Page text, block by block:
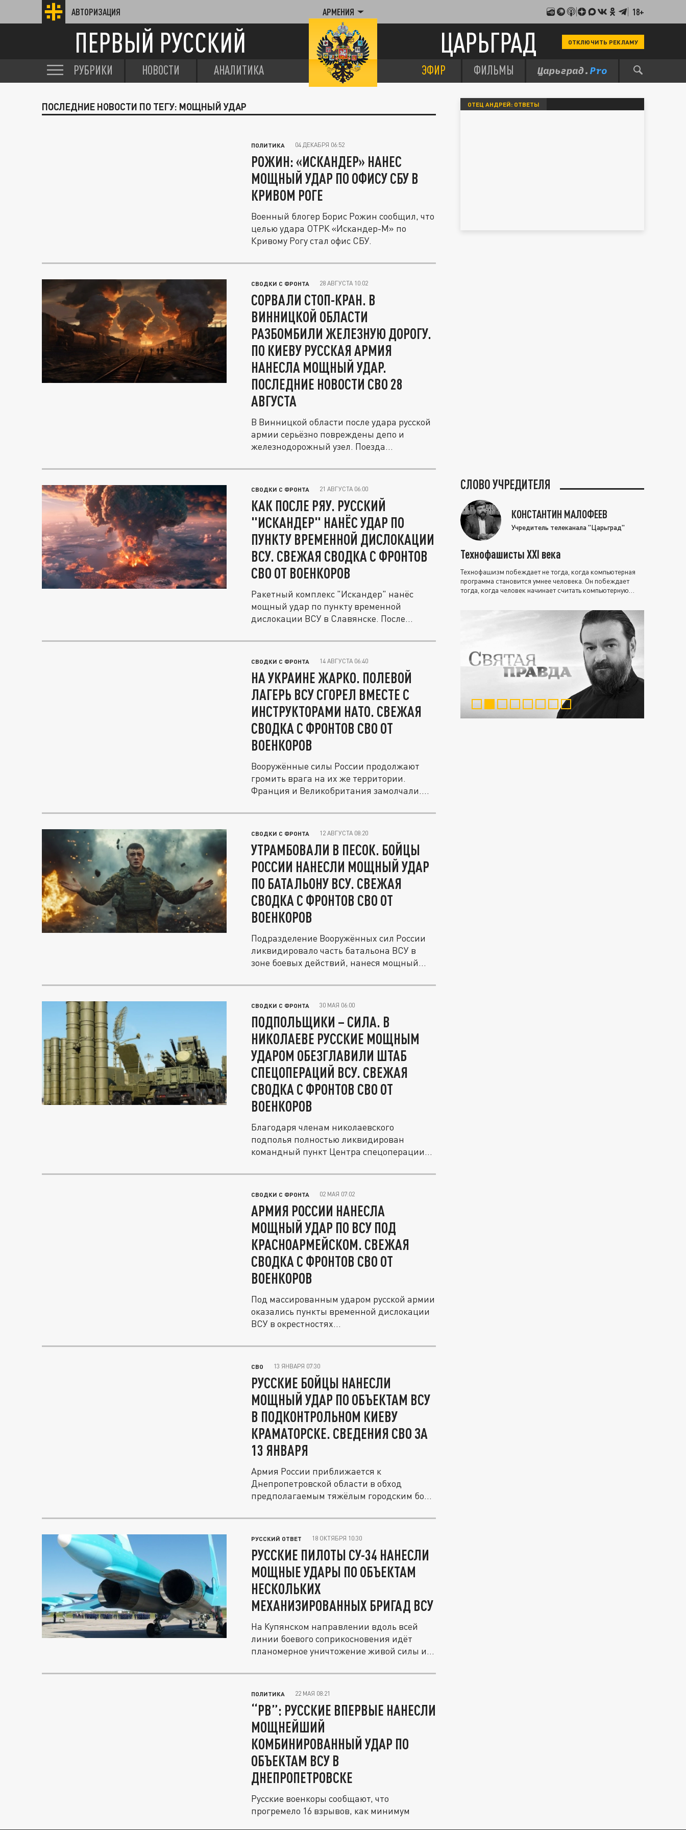
АВТОРИЗАЦИЯ АРМЕНИЯ 18+
ПЕРВЫЙ РУССКИЙ ЦАРЬГРАД ОТКЛЮЧИТЬ РЕКЛАМУ
РУБРИКИ НОВОСТИ АНАЛИТИКА ЭФИР ФИЛЬМЫ
ПОСЛЕДНИЕ НОВОСТИ ПО ТЕГУ: МОЩНЫЙ УДАР
ПОЛИТИКА 04 ДЕКАБРЯ 06:52
РОЖИН: «ИСКАНДЕР» НАНЕС
МОЩНЫЙ УДАР ПО ОФИСУ СБУ В
КРИВОМ РОГЕ
Военный блогер Борис Рожин сообщил, что
целью удара ОТРК «Искандер-М» по
Кривому Рогу стал офис СБУ.
СВОДКИ С ФРОНТА 28 АВГУСТА 10:02
СОРВАЛИ СТОП-КРАН. В
ВИННИЦКОЙ ОБЛАСТИ
РАЗБОМБИЛИ ЖЕЛЕЗНУЮ ДОРОГУ.
ПО КИЕВУ РУССКАЯ АРМИЯ
НАНЕСЛА МОЩНЫЙ УДАР.
ПОСЛЕДНИЕ НОВОСТИ СВО 28
АВГУСТА
В Винницкой области после удара русской
армии серьёзно повреждены депо и
железнодорожный узел. Поезда...
СВОДКИ С ФРОНТА 21 АВГУСТА 06:00
КАК ПОСЛЕ РЯУ. РУССКИЙ
"ИСКАНДЕР" НАНЁС УДАР ПО
ПУНКТУ ВРЕМЕННОЙ ДИСЛОКАЦИИ
ВСУ. СВЕЖАЯ СВОДКА С ФРОНТОВ
СВО ОТ ВОЕНКОРОВ
Ракетный комплекс "Искандер" нанёс
мощный удар по пункту временной
дислокации ВСУ в Славянске. После
СВОДКИ С ФРОНТА 14 АВГУСТА 06:40
НА УКРАИНЕ ЖАРКО. ПОЛЕВОЙ
ЛАГЕРЬ ВСУ СГОРЕЛ ВМЕСТЕ С
ИНСТРУКТОРАМИ НАТО. СВЕЖАЯ
СВОДКА С ФРОНТОВ СВО ОТ
ВОЕНКОРОВ
Вооружённые силы России продолжают
громить врага на их же территории.
Франция и Великобритания замолчали....
СВОДКИ С ФРОНТА 12 АВГУСТА 08:20
УТРАМБОВАЛИ В ПЕСОК. БОЙЦЫ
РОССИИ НАНЕСЛИ МОЩНЫЙ УДАР
ПО БАТАЛЬОНУ ВСУ. СВЕЖАЯ
СВОДКА С ФРОНТОВ СВО ОТ
ВОЕНКОРОВ
Подразделение Вооружённых сил России
ликвидировало часть батальона ВСУ в
зоне боевых действий, нанеся мощный...
СВОДКИ С ФРОНТА 30 МАЯ 06:00
ПОДПОЛЬЩИКИ – СИЛА. В
НИКОЛАЕВЕ РУССКИЕ МОЩНЫМ
УДАРОМ ОБЕЗГЛАВИЛИ ШТАБ
СПЕЦОПЕРАЦИЙ ВСУ. СВЕЖАЯ
СВОДКА С ФРОНТОВ СВО ОТ
ВОЕНКОРОВ
Благодаря членам николаевского
подполья полностью ликвидирован
командный пункт Центра спецоперации
СВОДКИ С ФРОНТА 02 МАЯ 07:02
АРМИЯ РОССИИ НАНЕСЛА
МОЩНЫЙ УДАР ПО ВСУ ПОД
КРАСНОАРМЕЙСКОМ. СВЕЖАЯ
СВОДКА С ФРОНТОВ СВО ОТ
ВОЕНКОРОВ
Под массированным ударом русской армии
оказались пункты временной дислокации
ВСУ в окрестностях...
СВО 13 ЯНВАРЯ 07:30
РУССКИЕ БОЙЦЫ НАНЕСЛИ
МОЩНЫЙ УДАР ПО ОБЪЕКТАМ ВСУ
В ПОДКОНТРОЛЬНОМ КИЕВУ
КРАМАТОРСКЕ. СВЕДЕНИЯ СВО ЗА
13 ЯНВАРЯ
Армия России приближается к
Днепропетровской области в обход
предполагаемым тяжёлым городским боям
РУССКИЙ ОТВЕТ 18 ОКТЯБРЯ 10:30
РУССКИЕ ПИЛОТЫ СУ-34 НАНЕСЛИ
МОЩНЫЕ УДАРЫ ПО ОБЪЕКТАМ
НЕСКОЛЬКИХ
МЕХАНИЗИРОВАННЫХ БРИГАД ВСУ
На Купянском направлении вдоль всей
линии боевого соприкосновения идёт
планомерное уничтожение живой силы и...
ПОЛИТИКА 22 МАЯ 08:21
“РВ”: РУССКИЕ ВПЕРВЫЕ НАНЕСЛИ
МОЩНЕЙШИЙ
КОМБИНИРОВАННЫЙ УДАР ПО
ОБЪЕКТАМ ВСУ В
ДНЕПРОПЕТРОВСКЕ
Русские военкоры сообщают, что
прогремело 16 взрывов, как минимум
ОТЕЦ АНДРЕЙ: ОТВЕТЫ
СЛОВО УЧРЕДИТЕЛЯ
КОНСТАНТИН МАЛОФЕЕВ
Учредитель телеканала "Царьград"
Технофашисты XXI века
Технофашизм побеждает не тогда, когда компьютерная
программа становится умнее человека. Он побеждает
тогда, когда человек начинает считать компьютерную